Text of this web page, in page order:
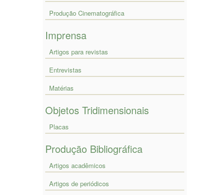
Produção Cinematográfica
Imprensa
Artigos para revistas
Entrevistas
Matérias
Objetos Tridimensionais
Placas
Produção Bibliográfica
Artigos acadêmicos
Artigos de periódicos